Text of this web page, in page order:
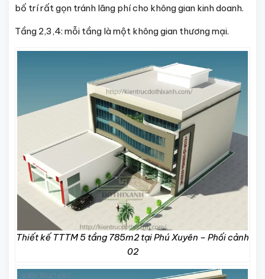
bố trí rất gọn tránh lãng phí cho không gian kinh doanh.
Tầng 2,3,4: mỗi tầng là một không gian thương mại.
Thiết kế TTTM 5 tầng 785m2 tại Phú Xuyên – Phối cảnh
02